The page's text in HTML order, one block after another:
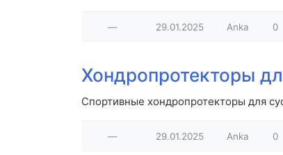
— 29.01.2025 Anka 0
Хондропротекторы
Спортивные хондропротекторы для
— 29.01.2025 Anka 0